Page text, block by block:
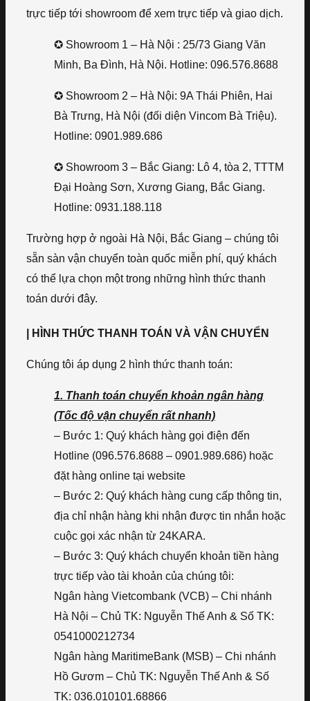
trực tiếp tới showroom để xem trực tiếp và giao dịch.
✪ Showroom 1 – Hà Nội : 25/73 Giang Văn
Minh, Ba Đình, Hà Nội. Hotline: 096.576.8688
✪ Showroom 2 – Hà Nội: 9A Thái Phiên, Hai
Bà Trưng, Hà Nội (đối diện Vincom Bà Triệu).
Hotline: 0901.989.686
✪ Showroom 3 – Bắc Giang: Lô 4, tòa 2, TTTM
Đại Hoàng Sơn, Xương Giang, Bắc Giang.
Hotline: 0931.188.118
Trường hợp ở ngoài Hà Nội, Bắc Giang – chúng tôi
sẵn sàn vận chuyển toàn quốc miễn phí, quý khách
có thể lựa chọn một trong những hình thức thanh
toán dưới đây.
| HÌNH THỨC THANH TOÁN VÀ VẬN CHUYỂN
Chúng tôi áp dụng 2 hình thức thanh toán:
1. Thanh toán chuyển khoản ngân hàng
(Tốc độ vận chuyển rất nhanh)
– Bước 1: Quý khách hàng gọi điện đến
Hotline (096.576.8688 – 0901.989.686) hoặc
đặt hàng online tại website
– Bước 2: Quý khách hàng cung cấp thông tin,
địa chỉ nhận hàng khi nhận được tin nhắn hoặc
cuộc gọi xác nhận từ 24KARA.
– Bước 3: Quý khách chuyển khoản tiền hàng
trực tiếp vào tài khoản của chúng tôi:
Ngân hàng Vietcombank (VCB) – Chi nhánh
Hà Nội – Chủ TK: Nguyễn Thế Anh & Số TK:
0541000212734
Ngân hàng MaritimeBank (MSB) – Chi nhánh
Hồ Gươm – Chủ TK: Nguyễn Thế Anh & Số
TK: 036.010101.68866